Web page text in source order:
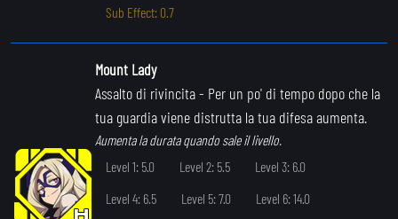
Sub Effect: 0.7
Mount Lady
Assalto di rivincita- Per un po' di tempo dopo che la
tua guardia viene distrutta la tua difesa aumenta.
Aumenta la durata quando sale il livello.
Level 1: 5.0
Level 2: 5.5
Level 3: 6.0
Level 4: 6.5
Level 5: 7.0
Level 6: 14.0